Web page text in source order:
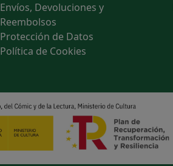
Envíos, Devoluciones y
Reembolsos
Protección de Datos
Política de Cookies